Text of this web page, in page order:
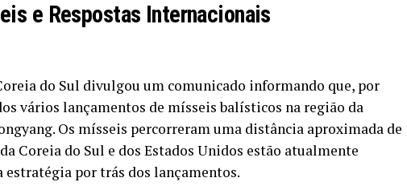
e Respostas Internacionais
do Sul divulgou um comunicado informando que, por
vários lançamentos de mísseis balísticos na região da
Os mísseis percorreram uma distância aproximada de
Coreia do Sul e dos Estados Unidos estão atualmente
estratégia por trás dos lançamentos.